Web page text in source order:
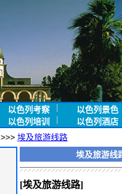
以色列考察
以色列景色
以色列培训
以色列酒店
>>> 埃及旅游线路
埃及旅游线
[埃及旅游线路]